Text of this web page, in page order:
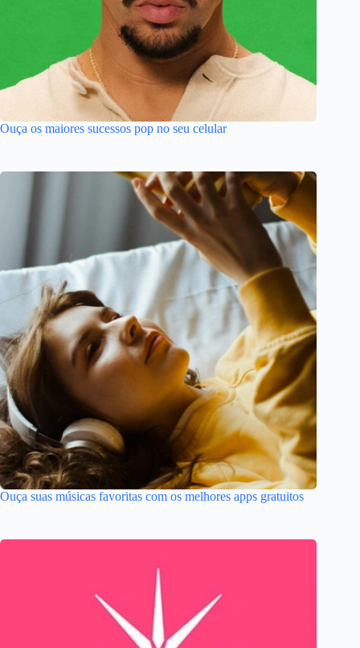
Ouça os maiores sucessos pop no seu celular
Ouça suas músicas favoritas com os melhores apps gratuitos